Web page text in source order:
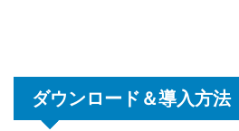
ダウンロード＆導入方法